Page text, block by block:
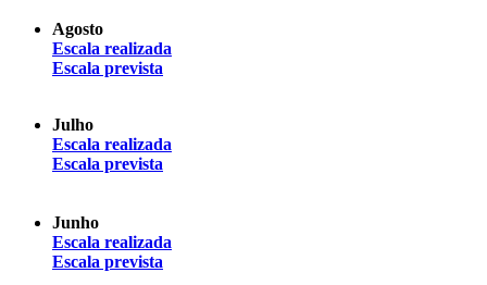
Agosto
Escala realizada
Escala prevista
Julho
Escala realizada
Escala prevista
Junho
Escala realizada
Escala prevista